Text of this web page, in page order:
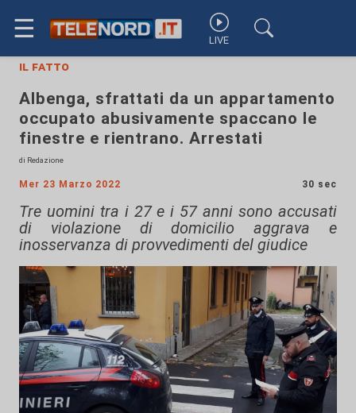
☰ LIVE
il fatto
Albenga, sfrattati da un appartamento
occupato abusivamente spaccano le
finestre e rientrano. Arrestati
di Redazione
Mer 23 Marzo 2022 30 sec
Tre uomini tra i 27 e i 57 anni sono accusati
di violazione di domicilio aggrava e
inosservanza di provvedimenti del giudice